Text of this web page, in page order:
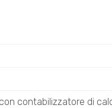
contabilizzatore di